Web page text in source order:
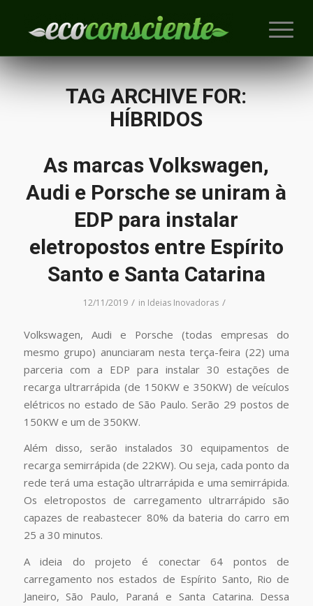
TAG ARCHIVE FOR:
HÍBRIDOS
As marcas Volkswagen,
Audi e Porsche se uniram à
EDP para instalar
eletropostos entre Espírito
Santo e Santa Catarina
12/11/2019 / in Ideias Inovadoras /
Volkswagen, Audi e Porsche (todas empresas do
mesmo grupo) anunciaram nesta terça-feira (22) uma
parceria com a EDP para instalar 30 estações de
recarga ultrarrápida (de 150KW e 350KW) de veículos
elétricos no estado de São Paulo. Serão 29 postos de
150KW e um de 350KW.
Além disso, serão instalados 30 equipamentos de
recarga semirrápida (de 22KW). Ou seja, cada ponto da
rede terá uma estação ultrarrápida e uma semirrápida.
Os eletropostos de carregamento ultrarrápido são
capazes de reabastecer 80% da bateria do carro em
25 a 30 minutos.
A ideia do projeto é conectar 64 pontos de
carregamento nos estados de Espírito Santo, Rio de
Janeiro, São Paulo, Paraná e Santa Catarina. Dessa